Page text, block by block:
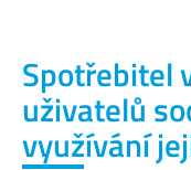
Spotřebitel
uživatelů
využívání